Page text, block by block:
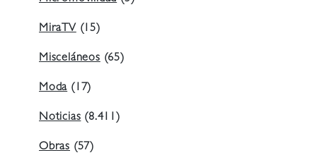
MiraTV(15)
Misceláneos(65)
Moda(17)
Noticias(8.411)
Obras (57)